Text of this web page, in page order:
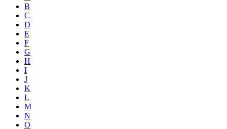
B
C
D
E
F
G
H
I
J
K
L
M
N
O